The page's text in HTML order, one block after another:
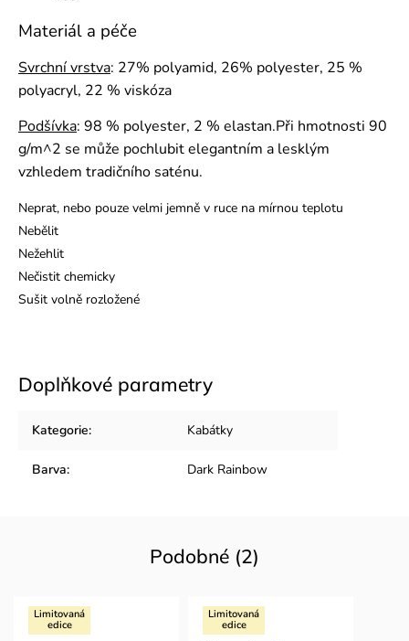
Materiál a péče
Svrchní vrstva: 27% polyamid, 26% polyester, 25 %
polyacryl, 22 % viskóza
Podšívka: 98 % polyester, 2 % elastan.Při hmotnosti 90
g/m^2 se může pochlubit elegantním a lesklým
vzhledem tradičního saténu.
Neprat, nebo pouze velmi jemně v ruce na mírnou teplotu
Nebělit
Nežehlit
Nečistit chemicky
Sušit volně rozložené
Doplňkové parametry
Kategorie: Kabátky
Barva: Dark Rainbow
Podobné (2)
Limitovaná
edice
Limitovaná
edice